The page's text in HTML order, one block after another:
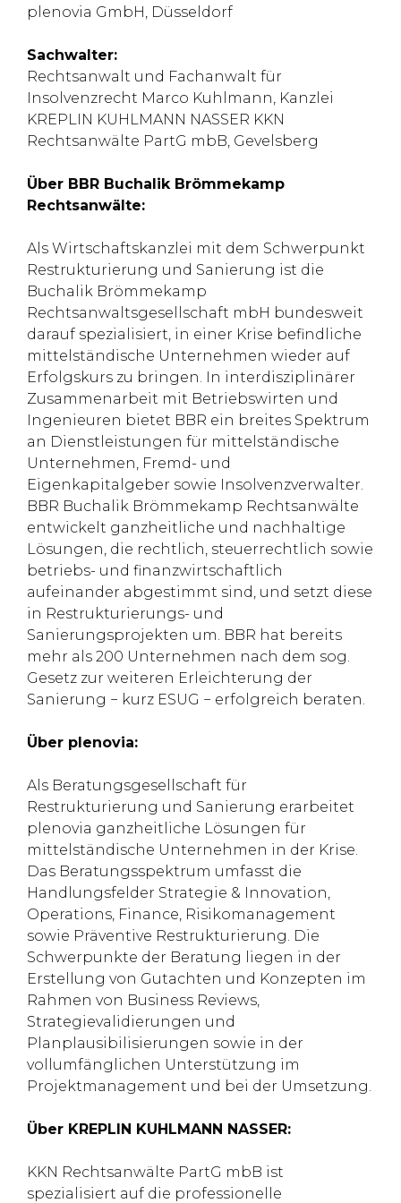
plenovia GmbH, Düsseldorf
Sachwalter:
Rechtsanwalt und Fachanwalt für
Insolvenzrecht Marco Kuhlmann, Kanzlei
KREPLIN KUHLMANN NASSER KKN
Rechtsanwälte PartG mbB, Gevelsberg
Über BBR Buchalik Brömmekamp
Rechtsanwälte:
Als Wirtschaftskanzlei mit dem Schwerpunkt
Restrukturierung und Sanierung ist die
Buchalik Brömmekamp
Rechtsanwaltsgesellschaft mbH bundesweit
darauf spezialisiert, in einer Krise befindliche
mittelständische Unternehmen wieder auf
Erfolgskurs zu bringen. In interdisziplinärer
Zusammenarbeit mit Betriebswirten und
Ingenieuren bietet BBR ein breites Spektrum
an Dienstleistungen für mittelständische
Unternehmen, Fremd- und
Eigenkapitalgeber sowie Insolvenzverwalter.
BBR Buchalik Brömmekamp Rechtsanwälte
entwickelt ganzheitliche und nachhaltige
Lösungen, die rechtlich, steuerrechtlich sowie
betriebs- und finanzwirtschaftlich
aufeinander abgestimmt sind, und setzt diese
in Restrukturierungs- und
Sanierungsprojekten um. BBR hat bereits
mehr als 200 Unternehmen nach dem sog.
Gesetz zur weiteren Erleichterung der
Sanierung − kurz ESUG − erfolgreich beraten.
Über plenovia:
Als Beratungsgesellschaft für
Restrukturierung und Sanierung erarbeitet
plenovia ganzheitliche Lösungen für
mittelständische Unternehmen in der Krise.
Das Beratungsspektrum umfasst die
Handlungsfelder Strategie & Innovation,
Operations, Finance, Risikomanagement
sowie Präventive Restrukturierung. Die
Schwerpunkte der Beratung liegen in der
Erstellung von Gutachten und Konzepten im
Rahmen von Business Reviews,
Strategievalidierungen und
Planplausibilisierungen sowie in der
vollumfänglichen Unterstützung im
Projektmanagement und bei der Umsetzung.
Über KREPLIN KUHLMANN NASSER:
KKN Rechtsanwälte PartG mbB ist
spezialisiert auf die professionelle